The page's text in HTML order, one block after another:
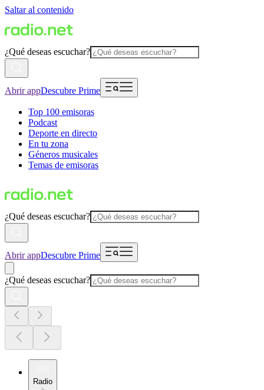
Saltar al contenido
¿Qué deseas escuchar?
Abrir appDescubre Prime
Top 100 emisoras
Podcast
Deporte en directo
En tu zona
Géneros musicales
Temas de emisoras
¿Qué deseas escuchar?
Abrir appDescubre Prime
¿Qué deseas escuchar?
Radio